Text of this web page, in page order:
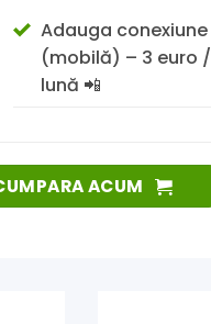
Adauga conexiune
(mobilă) – 3 euro /
lună 📲
ACUM